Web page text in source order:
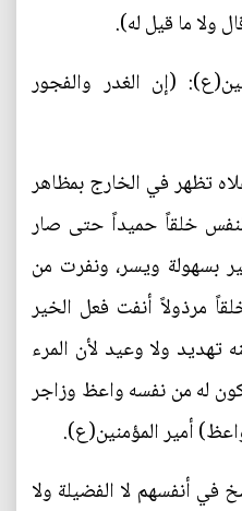
ولا ما قيل له).
(إن الغدر والفجور
تظهر في الخارج بمظاهر
خلقاً حميداً حتى صار
بسهولة ويسر، ونفرت من
مرذولاً أنفت فعل الخير
تهديد ولا وعيد لأن المرء
له من نفسه واعظ وزاجر
أمير المؤمنين(ع).
أنفسهم لا الفضيلة ولا